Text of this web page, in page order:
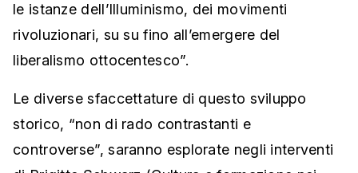
le istanze dell’Illuminismo, dei movimenti
rivoluzionari, su su fino all’emergere del
liberalismo ottocentesco”.
Le diverse sfaccettature di questo sviluppo
storico, “non di rado contrastanti e
controverse”, saranno esplorate negli interventi